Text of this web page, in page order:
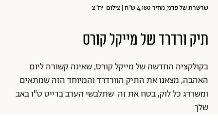
שרשרת של פדני, מחיר 4,180 ש"ח | צילום: יח"צ
תיק ורדרד של מייקל קורס
בקולקציה החדשה של מייקל קורס, שאינה קשורה ליום
האהבה, מצאנו את התיק הוורדרד והמיוחד הזה שמתאים
ומשדרג כל לוק, בטח את זה שתלבשי הערב בדייט ט"ו באב
שלך.